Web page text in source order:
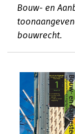
Bouw- en
bouwrecht.